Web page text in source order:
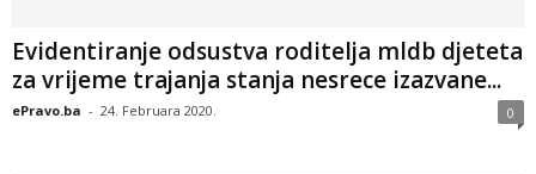
Evidentiranje odsustva roditelja mldb djeteta
za vrijeme trajanja stanja nesrece izazvane...
ePravo.ba - 24. Februara 2020. 0